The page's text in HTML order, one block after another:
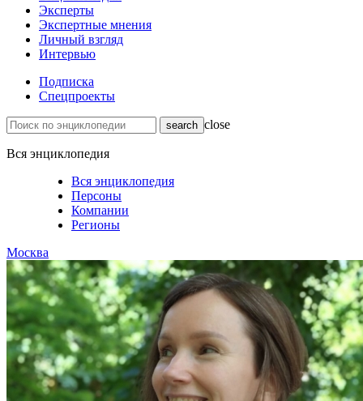
Эксперты
Экспертные мнения
Личный взгляд
Интервью
Подписка
Спецпроекты
close
Вся энциклопедия
Вся энциклопедия
Персоны
Компании
Регионы
Москва